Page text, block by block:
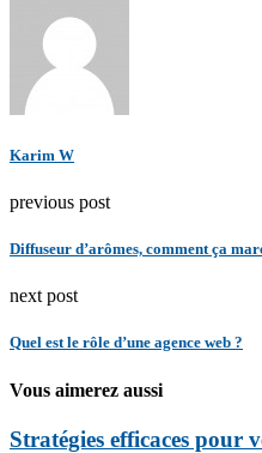
Karim W
previous post
Diffuseur d’arômes, comment ça
next post
Quel est le rôle d’une agence web ?
Vous aimerez aussi
Stratégies efficaces pour